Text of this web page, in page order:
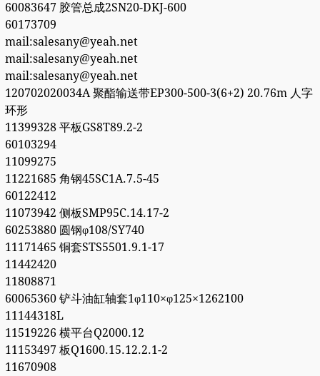
60083647 胶管总成2SN20-DKJ-600
60173709
mail:salesany@yeah.net
mail:salesany@yeah.net
mail:salesany@yeah.net
120702020034A 聚酯输送带EP300-500-3(6+2) 20.76m 人字
环形
11399328 平板GS8T89.2-2
60103294
11099275
11221685 角钢45SC1A.7.5-45
60122412
11073942 侧板SMP95C.14.17-2
60253880 圆钢φ108/SY740
11171465 铜套STS5501.9.1-17
11442420
11808871
60065360 铲斗油缸轴套1φ110×φ125×1262100
11144318L
11519226 横平台Q2000.12
11153497 板Q1600.15.12.2.1-2
11670908